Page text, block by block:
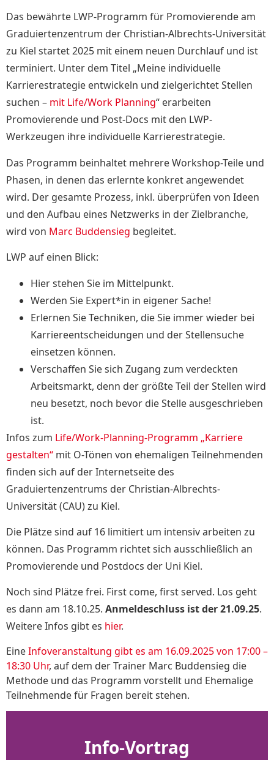
Das bewährte LWP-Programm für Promovierende am
Graduiertenzentrum der Christian-Albrechts-Universität
zu Kiel startet2025 mit einem neuen Durchlauf und ist
terminiert. Unter dem Titel „Meine individuelle
Karrierestrategie entwickeln und zielgerichtet Stellen
suchen – mit Life/Work Planning“ erarbeiten
Promovierende und Post-Docs mit den LWP-
Werkzeugen ihre individuelle Karrierestrategie.
Das Programm beinhaltet mehrere Workshop-Teile und
Phasen, in denen das erlernte konkret angewendet
wird. Der gesamte Prozess, inkl. überprüfen von Ideen
und den Aufbau eines Netzwerks in der Zielbranche,
wird von Marc Buddensieg begleitet.
LWP auf einen Blick:
Hier stehen Sie im Mittelpunkt.
Werden Sie Expert*in in eigener Sache!
Erlernen Sie Techniken, die Sie immer wieder bei
Karriereentscheidungen und der Stellensuche
einsetzen können.
Verschaffen Sie sich Zugang zum verdeckten
Arbeitsmarkt, denn der größte Teil der Stellen wird
neu besetzt, noch bevor die Stelle ausgeschrieben
ist.
Infos zum Life/Work-Planning-Programm „Karriere
gestalten“ mit O-Tönen von ehemaligen Teilnehmenden
finden sich auf der Internetseite des
Graduiertenzentrums der Christian-Albrechts-
Universität (CAU) zu Kiel.
Die Plätze sind auf 16 limitiert um intensiv arbeiten zu
können. Das Programm richtet sich ausschließlich an
Promovierende und Postdocs der Uni Kiel.
Noch sind Plätze frei. First come, first served. Los geht
es dann am 18.10.25. Anmeldeschluss ist der 21.09.25.
Weitere Infos gibt es hier.
EineInfoveranstaltung gibt es am 16.09.2025 von 17:00 –
18:30 Uhr, auf dem der Trainer Marc Buddensieg die
Methode und das Programm vorstellt und Ehemalige
Teilnehmende für Fragen bereit stehen.
Info-Vortrag